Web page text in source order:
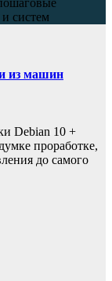
систем
из машин
Debian 10 +
проработке,
до самого